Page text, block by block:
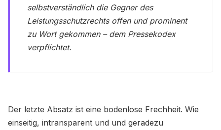
selbstverständlich die Gegner des
Leistungsschutzrechts offen und prominent
zu Wort gekommen – dem Pressekodex
verpflichtet.
Der letzte Absatz ist eine bodenlose Frechheit. Wie
einseitig, intransparent und und geradezu